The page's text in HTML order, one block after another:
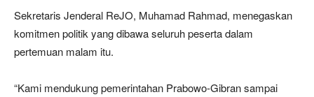
Sekretaris Jenderal ReJO, Muhamad Rahmad, menegaskan
komitmen politik yang dibawa seluruh peserta dalam
pertemuan malam itu.
“Kami mendukung pemerintahan Prabowo-Gibran sampai